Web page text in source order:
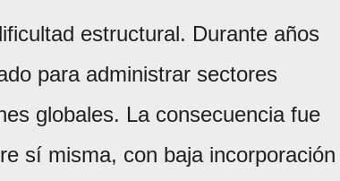
estructural. Durante años
para administrar sectores
globales. La consecuencia fue
sí misma, con baja incorporación